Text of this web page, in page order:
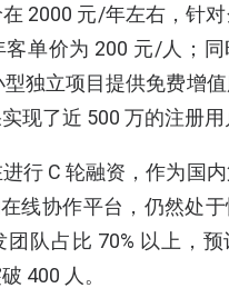
2000 元/年左右，针对
单价为 200 元/人；同
型独立项目提供免费增
现了近 500 万的注册用
行 C 轮融资，作为国
线协作平台，仍然处
团队占比 70% 以上，
400 人。